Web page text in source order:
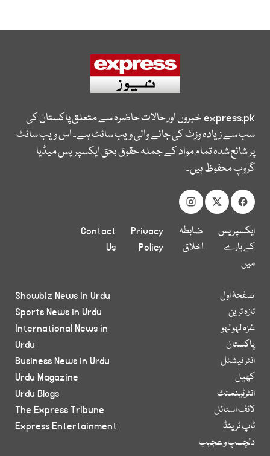
express.pkخبروں اور حالات حاضرہ سے متعلق پاکستان کی
سب سے زیادہ وزٹ کی جانے والی ویب سائٹ ہے۔ اس ویب سائٹ
پر شائع شدہ تمام مواد کے جملہ حقوق بحق ایکسپریس میڈیا
گروپ محفوظ ہیں۔
ایکسپریس
کے بارے
میں
ضابطہ
اخلاق
Privacy
Policy
Contact
Us
صفحۂ اول
تازہ ترین
غزہ لہو لہو
پاکستان
انٹر نیشنل
کھیل
انٹرٹینمنٹ
لائف اسٹائل
ٹاپ ٹرینڈ
دلچسپ و عجیب
Showbiz News in Urdu
Sports News in Urdu
International News in
Urdu
Business News in Urdu
Urdu Magazine
Urdu Blogs
The Express Tribune
Express Entertainment